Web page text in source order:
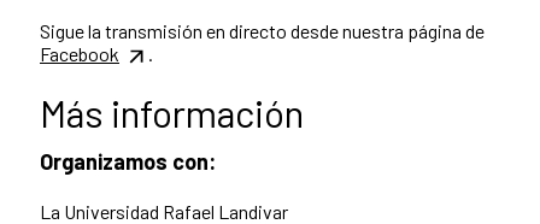
Sigue la transmisión en directo desde nuestra página de
Facebook
.
Más información
Organizamos con:
La Universidad Rafael Landivar